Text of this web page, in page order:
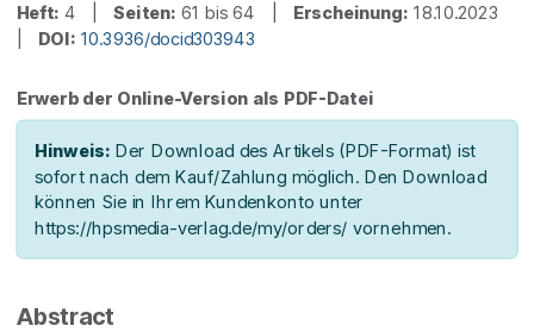
Heft: 4 |Seiten: 61 bis 64 | Erscheinung: 18.10.2023
DOI: 10.3936/docid303943
Erwerb der Online-Version als PDF-Datei
Hinweis: Der Download des Artikels (PDF-Format) ist
sofort nach dem Kauf/Zahlung möglich. Den Download
können Sie in Ihrem Kundenkonto unter
https://hpsmedia-verlag.de/my/orders/ vornehmen.
Abstract